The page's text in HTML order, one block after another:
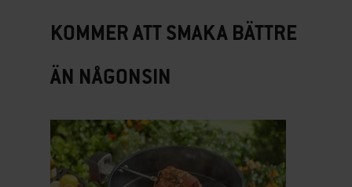
KOMMER ATT SMAKA BÄTTRE
ÄN NÅGONSIN